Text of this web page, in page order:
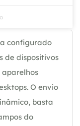
configurado
de dispositivos
aparelhos
O envio
basta
do